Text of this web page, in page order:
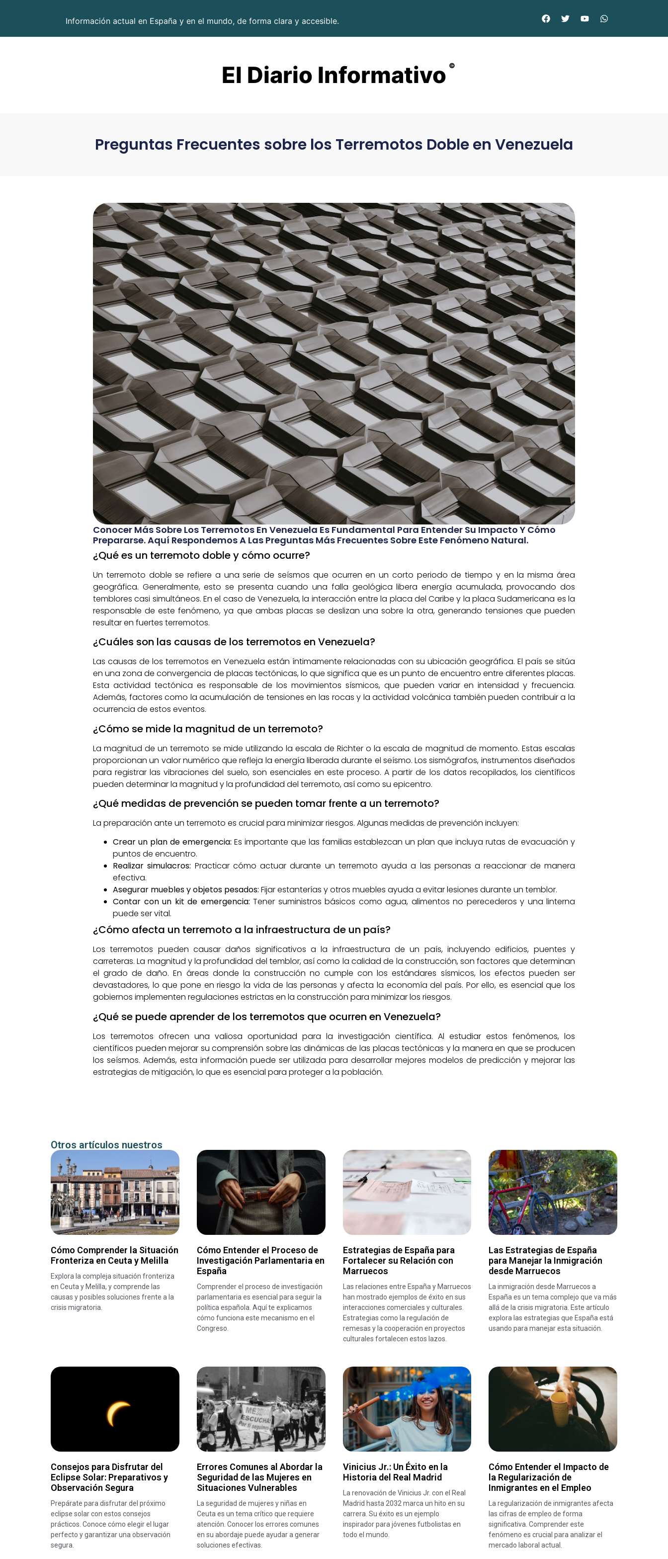
Información actual en España y en el mundo, de forma clara y accesible.
El Diario Informativo ©
Preguntas Frecuentes sobre los Terremotos Doble en Venezuela
Conocer Más Sobre Los Terremotos En Venezuela Es Fundamental Para Entender Su Impacto Y Cómo
Prepararse. Aquí Respondemos A Las Preguntas Más Frecuentes Sobre Este Fenómeno Natural.
¿Qué es un terremoto doble y cómo ocurre?
Un terremoto doble se refiere a una serie de seísmos que ocurren en un corto periodo de tiempo y en la misma área
geográfica. Generalmente, esto se presenta cuando una falla geológica libera energía acumulada, provocando dos
temblores casi simultáneos. En el caso de Venezuela, la interacción entre la placa del Caribe y la placa Sudamericana es la
responsable de este fenómeno, ya que ambas placas se deslizan una sobre la otra, generando tensiones que pueden
resultar en fuertes terremotos.
¿Cuáles son las causas de los terremotos en Venezuela?
Las causas de los terremotos en Venezuela están íntimamente relacionadas con su ubicación geográfica. El país se sitúa
en una zona de convergencia de placas tectónicas, lo que significa que es un punto de encuentro entre diferentes placas.
Esta actividad tectónica es responsable de los movimientos sísmicos, que pueden variar en intensidad y frecuencia.
Además, factores como la acumulación de tensiones en las rocas y la actividad volcánica también pueden contribuir a la
ocurrencia de estos eventos.
¿Cómo se mide la magnitud de un terremoto?
La magnitud de un terremoto se mide utilizando la escala de Richter o la escala de magnitud de momento. Estas escalas
proporcionan un valor numérico que refleja la energía liberada durante el seísmo. Los sismógrafos, instrumentos diseñados
para registrar las vibraciones del suelo, son esenciales en este proceso. A partir de los datos recopilados, los científicos
pueden determinar la magnitud y la profundidad del terremoto, así como su epicentro.
¿Qué medidas de prevención se pueden tomar frente a un terremoto?
La preparación ante un terremoto es crucial para minimizar riesgos. Algunas medidas de prevención incluyen:
Crear un plan de emergencia: Es importante que las familias establezcan un plan que incluya rutas de evacuación y
puntos de encuentro.
Realizar simulacros: Practicar cómo actuar durante un terremoto ayuda a las personas a reaccionar de manera
efectiva.
Asegurar muebles y objetos pesados: Fijar estanterías y otros muebles ayuda a evitar lesiones durante un temblor.
Contar con un kit de emergencia: Tener suministros básicos como agua, alimentos no perecederos y una linterna
puede ser vital.
¿Cómo afecta un terremoto a la infraestructura de un país?
Los terremotos pueden causar daños significativos a la infraestructura de un país, incluyendo edificios, puentes y
carreteras. La magnitud y la profundidad del temblor, así como la calidad de la construcción, son factores que determinan
el grado de daño. En áreas donde la construcción no cumple con los estándares sísmicos, los efectos pueden ser
devastadores, lo que pone en riesgo la vida de las personas y afecta la economía del país. Por ello, es esencial que los
gobiernos implementen regulaciones estrictas en la construcción para minimizar los riesgos.
¿Qué se puede aprender de los terremotos que ocurren en Venezuela?
Los terremotos ofrecen una valiosa oportunidad para la investigación científica. Al estudiar estos fenómenos, los
científicos pueden mejorar su comprensión sobre las dinámicas de las placas tectónicas y la manera en que se producen
los seísmos. Además, esta información puede ser utilizada para desarrollar mejores modelos de predicción y mejorar las
estrategias de mitigación, lo que es esencial para proteger a la población.
Otros artículos nuestros
Cómo Comprender la Situación
Fronteriza en Ceuta y Melilla
Explora la compleja situación fronteriza
en Ceuta y Melilla, y comprende las
causas y posibles soluciones frente a la
crisis migratoria.
Cómo Entender el Proceso de
Investigación Parlamentaria en
España
Comprender el proceso de investigación
parlamentaria es esencial para seguir la
política española. Aquí te explicamos
cómo funciona este mecanismo en el
Congreso.
Estrategias de España para
Fortalecer su Relación con
Marruecos
Las relaciones entre España y Marruecos
han mostrado ejemplos de éxito en sus
interacciones comerciales y culturales.
Estrategias como la regulación de
remesas y la cooperación en proyectos
culturales fortalecen estos lazos.
Las Estrategias de España
para Manejar la Inmigración
desde Marruecos
La inmigración desde Marruecos a
España es un tema complejo que va más
allá de la crisis migratoria. Este artículo
explora las estrategias que España está
usando para manejar esta situación.
Consejos para Disfrutar del
Eclipse Solar: Preparativos y
Observación Segura
Prepárate para disfrutar del próximo
eclipse solar con estos consejos
prácticos. Conoce cómo elegir el lugar
perfecto y garantizar una observación
segura.
Errores Comunes al Abordar la
Seguridad de las Mujeres en
Situaciones Vulnerables
La seguridad de mujeres y niñas en
Ceuta es un tema crítico que requiere
atención. Conocer los errores comunes
en su abordaje puede ayudar a generar
soluciones efectivas.
Vinicius Jr.: Un Éxito en la
Historia del Real Madrid
La renovación de Vinicius Jr. con el Real
Madrid hasta 2032 marca un hito en su
carrera. Su éxito es un ejemplo
inspirador para jóvenes futbolistas en
todo el mundo.
Cómo Entender el Impacto de
la Regularización de
Inmigrantes en el Empleo
La regularización de inmigrantes afecta
las cifras de empleo de forma
significativa. Comprender este
fenómeno es crucial para analizar el
mercado laboral actual.